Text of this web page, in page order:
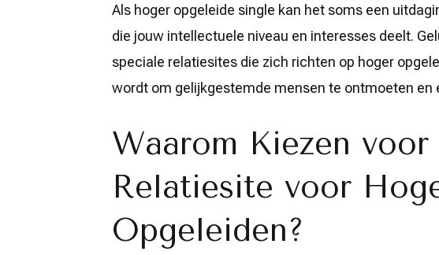
relatiesite
opgeleiden
Als hoger opgeleide single kan het soms een
die jouw intellectuele niveau en interesses deelt.
speciale relatiesites die zich richten op hoger
wordt om gelijkgestemde mensen te ontmoeten en
Waarom Kiezen voor
Relatiesite voor
Opgeleiden?